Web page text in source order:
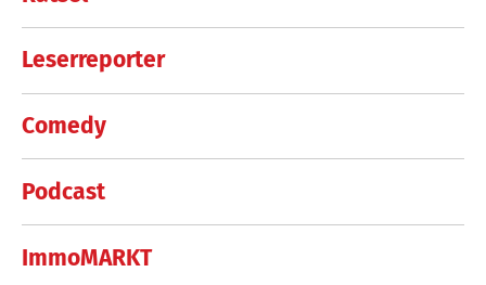
Leserreporter
Comedy
Podcast
ImmoMARKT